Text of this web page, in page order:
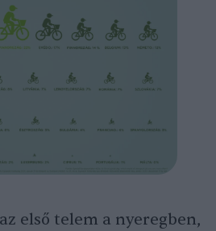
első telem a nyeregben,